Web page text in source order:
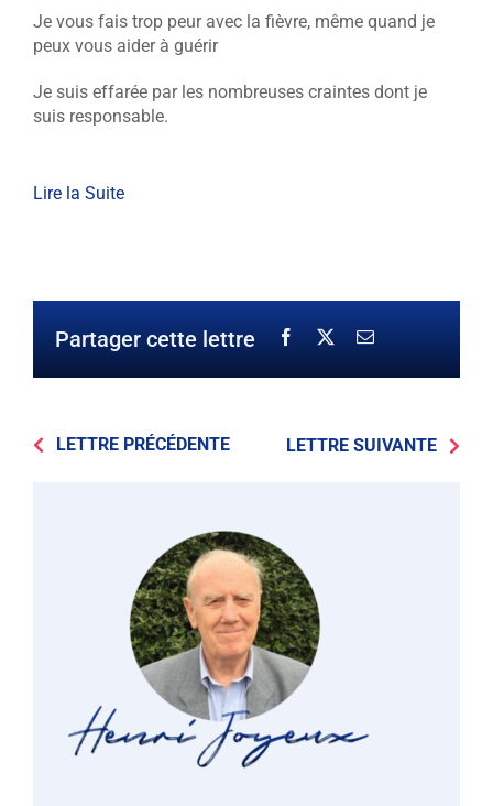
Je vous fais trop peur avec la fièvre, même quand je
peux vous aider à guérir
Je suis effarée par les nombreuses craintes dont je
suis responsable.
Lire la Suite
Partager cette lettre
LETTRE PRÉCÉDENTE LETTRE SUIVANTE